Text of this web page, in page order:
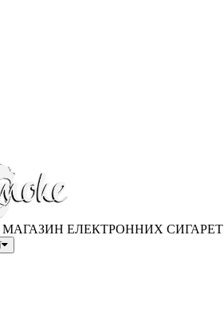
МАГАЗИН ЕЛЕКТРОННИХ СИГАРЕТ